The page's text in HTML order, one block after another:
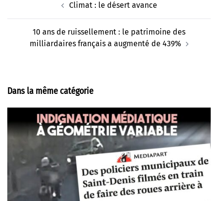
Climat : le désert avance
10 ans de ruissellement : le patrimoine des
milliardaires français a augmenté de 439%
Dans la même catégorie